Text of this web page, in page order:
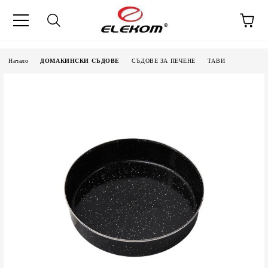
Начало ДОМАКИНСКИ СЪДОВЕ СЪДОВЕ ЗА ПЕЧЕНЕ ТАВИ